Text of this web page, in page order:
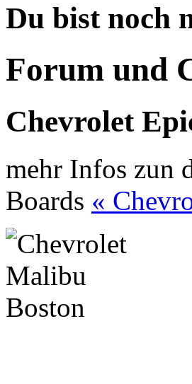
Du bist noch
Forum und
Chevrolet
mehr Infos zun
Boards «